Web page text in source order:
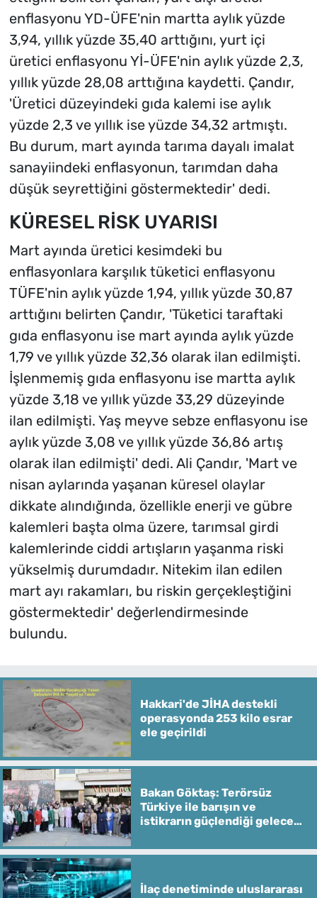
enflasyonu YD-ÜFE'nin martta aylık yüzde
3,94, yıllık yüzde 35,40 arttığını, yurt içi
üretici enflasyonu Yİ-ÜFE'nin aylık yüzde 2,3,
yıllık yüzde 28,08 arttığına kaydetti. Çandır,
'Üretici düzeyindeki gıda kalemi ise aylık
yüzde 2,3 ve yıllık ise yüzde 34,32 artmıştı.
Bu durum, mart ayında tarıma dayalı imalat
sanayiindeki enflasyonun, tarımdan daha
düşük seyrettiğini göstermektedir' dedi.
KÜRESEL RİSK UYARISI
Mart ayında üretici kesimdeki bu
enflasyonlara karşılık tüketici enflasyonu
TÜFE'nin aylık yüzde 1,94, yıllık yüzde 30,87
arttığını belirten Çandır, 'Tüketici taraftaki
gıda enflasyonu ise mart ayında aylık yüzde
1,79 ve yıllık yüzde 32,36 olarak ilan edilmişti.
İşlenmemiş gıda enflasyonu ise martta aylık
yüzde 3,18 ve yıllık yüzde 33,29 düzeyinde
ilan edilmişti. Yaş meyve sebze enflasyonu ise
aylık yüzde 3,08 ve yıllık yüzde 36,86 artış
olarak ilan edilmişti' dedi. Ali Çandır, 'Mart ve
nisan aylarında yaşanan küresel olaylar
dikkate alındığında, özellikle enerji ve gübre
kalemleri başta olma üzere, tarımsal girdi
kalemlerinde ciddi artışların yaşanma riski
yükselmiş durumdadır. Nitekim ilan edilen
mart ayı rakamları, bu riskin gerçekleştiğini
göstermektedir' değerlendirmesinde
bulundu.
Hakkari'de JİHA destekli
operasyonda 253 kilo esrar
ele geçirildi
Bakan Göktaş: Terörsüz
Türkiye ile barışın ve
istikrarın güçlendiği gelecek
İlaç denetiminde uluslararası